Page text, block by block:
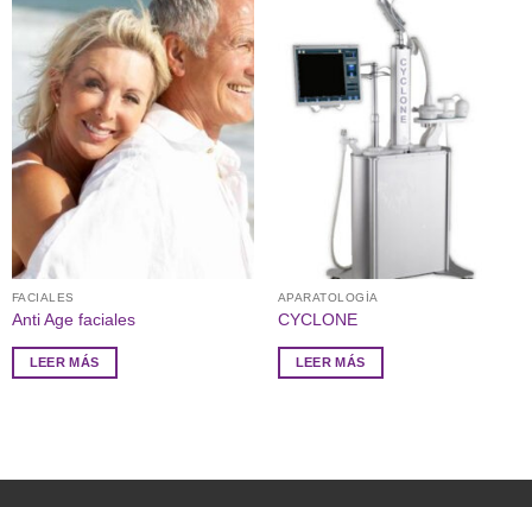
FACIALES
Anti Age faciales
LEER MÁS
APARATOLOGÍA
CYCLONE
LEER MÁS